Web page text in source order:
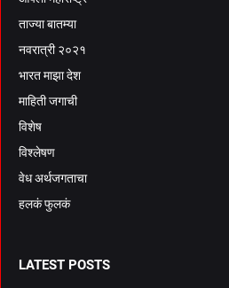
ताज्या बातम्या
नवरात्री २०२१
भारत माझा देश
माहिती जगाची
विशेष
विश्लेषण
वेध अर्थजगताचा
हलकं फुलकं
LATEST POSTS